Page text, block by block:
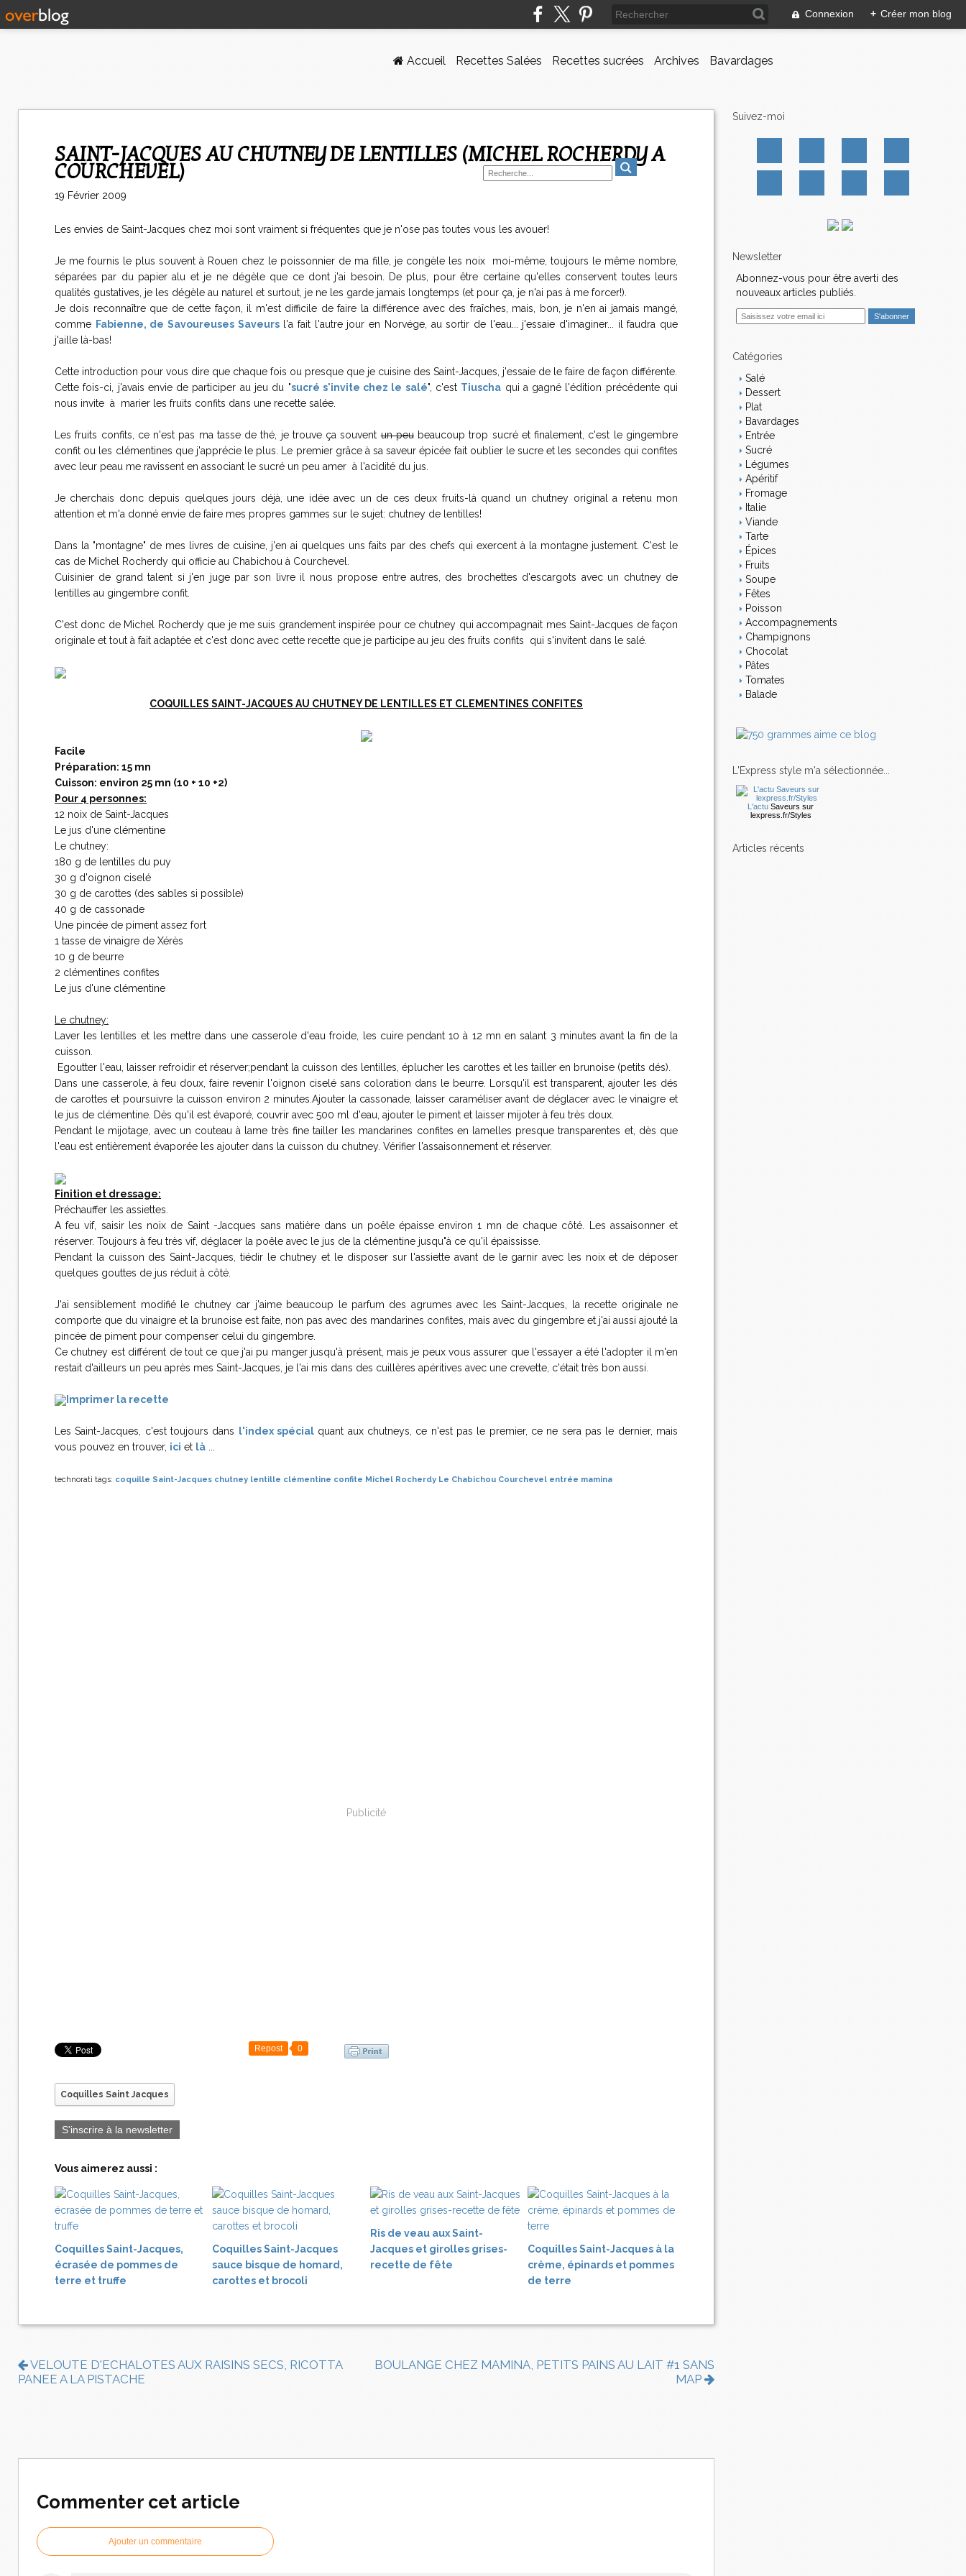
Connexion + Créer mon blog
Accueil Recettes Salées Recettes sucrées Archives Bavardages
SAINT-JACQUES AU CHUTNEY DE LENTILLES (MICHEL ROCHERDY A
COURCHEVEL)
19 Février 2009
Les envies de Saint-Jacques chez moi sont vraiment si fréquentes que je n'ose pas toutes vous les avouer!
Je me fournis le plus souvent à Rouen chez le poissonnier de ma fille, je congèle les noix moi-même, toujours le même nombre,
séparées par du papier alu et je ne dégèle que ce dont j'ai besoin. De plus, pour être certaine qu'elles conservent toutes leurs
qualités gustatives, je les dégèle au naturel et surtout, je ne les garde jamais longtemps (et pour ça, je n'ai pas à me forcer!).
Je dois reconnaître que de cette façon, il m'est difficile de faire la différence avec des fraîches, mais, bon, je n'en ai jamais mangé,
comme Fabienne, de Savoureuses Saveursl'a fait l'autre jour en Norvége, au sortir de l'eau... j'essaie d'imaginer... il faudra que
j'aille là-bas!
Cette introduction pour vous dire que chaque fois ou presque que je cuisine des Saint-Jacques, j'essaie de le faire de façon différente.
Cette fois-ci, j'avais envie de participer au jeu du "sucré s'invite chez le salé", c'est Tiuscha qui a gagné l'édition précédente qui
nous invite à marier les fruits confits dans une recette salée.
Les fruits confits, ce n'est pas ma tasse de thé, je trouve ça souventun peubeaucoup trop sucré et finalement, c'est le gingembre
confit ou les clémentines que j'apprécie le plus. Le premier grâce à sa saveur épicée fait oublier le sucre et les secondes qui confites
avec leur peau me ravissent en associant le sucré un peu amer à l'acidité du jus.
Je cherchais donc depuis quelques jours déjà, une idée avec un de ces deux fruits-là quand un chutney original a retenu mon
attention et m'a donné envie de faire mes propres gammes sur le sujet: chutney de lentilles!
Dans la "montagne" de mes livres de cuisine, j'en ai quelques uns faits par des chefs qui exercent à la montagne justement. C'est le
cas de Michel Rocherdy qui officie au Chabichou à Courchevel.
Cuisinier de grand talent si j'en juge par son livre il nous propose entre autres, des brochettes d'escargots avec un chutney de
lentilles au gingembre confit.
C'est donc de Michel Rocherdy que je me suis grandement inspirée pour ce chutney qui accompagnait mes Saint-Jacques de façon
originale et tout à fait adaptée et c'est donc avec cette recette que je participe au jeu des fruits confits qui s'invitent dans le salé.
COQUILLES SAINT-JACQUES AU CHUTNEY DE LENTILLES ET CLEMENTINES CONFITES
Facile
Préparation: 15 mn
Cuisson: environ 25 mn (10 + 10 +2)
Pour 4 personnes:
12 noix de Saint-Jacques
Le jus d'une clémentine
Le chutney:
180 g de lentilles du puy
30 g d'oignon ciselé
30 g de carottes (des sables si possible)
40 g de cassonade
Une pincée de piment assez fort
1 tasse de vinaigre de Xérès
10 g de beurre
2 clémentines confites
Le jus d'une clémentine
Le chutney:
Laver les lentilles et les mettre dans une casserole d'eau froide, les cuire pendant 10 à 12 mn en salant 3 minutes avant la fin de la
cuisson.
Egoutter l'eau, laisser refroidir et réserver;pendant la cuisson des lentilles, éplucher les carottes et les tailler en brunoise (petits dés).
Dans une casserole, à feu doux, faire revenir l'oignon ciselé sans coloration dans le beurre. Lorsqu'il est transparent, ajouter les dés
de carottes et poursuivre la cuisson environ 2 minutes.Ajouter la cassonade, laisser caraméliser avant de déglacer avec le vinaigre et
le jus de clémentine. Dès qu'il est évaporé, couvrir avec 500 ml d'eau, ajouter le piment et laisser mijoter à feu très doux.
Pendant le mijotage, avec un couteau à lame très fine tailler les mandarines confites en lamelles presque transparentes et, dès que
l'eau est entièrement évaporée les ajouter dans la cuisson du chutney. Vérifier l'assaisonnement et réserver.
Finition et dressage:
Préchauffer les assiettes.
A feu vif, saisir les noix de Saint -Jacques sans matière dans un poêle épaisse environ 1 mn de chaque côté. Les assaisonner et
réserver. Toujours à feu très vif, déglacer la poêle avec le jus de la clémentine jusqu"à ce qu'il épaississe.
Pendant la cuisson des Saint-Jacques, tiédir le chutney et le disposer sur l'assiette avant de le garnir avec les noix et de déposer
quelques gouttes de jus réduit à côté.
J'ai sensiblement modifié le chutney car j'aime beaucoup le parfum des agrumes avec les Saint-Jacques, la recette originale ne
comporte que du vinaigre et la brunoise est faite, non pas avec des mandarines confites, mais avec du gingembre et j'ai aussi ajouté la
pincée de piment pour compenser celui du gingembre.
Ce chutney est différent de tout ce que j'ai pu manger jusqu'à présent, mais je peux vous assurer que l'essayer a été l'adopter il m'en
restait d'ailleurs un peu après mes Saint-Jacques, je l'ai mis dans des cuillères apéritives avec une crevette, c'était très bon aussi.
Imprimer la recette
Les Saint-Jacques, c'est toujours dans l'index spécial quant aux chutneys, ce n'est pas le premier, ce ne sera pas le dernier, mais
vous pouvez en trouver, ici et là
technorati tags: coquille Saint-Jacques chutney lentille clémentine confite Michel Rocherdy Le Chabichou Courchevel entrée mamina
Publicité
Repost 0
Coquilles Saint Jacques
S'inscrire à la newsletter
Vous aimerez aussi :
Coquilles Saint-Jacques,
écrasée de pommes de
terre et truffe
Coquilles Saint-Jacques
sauce bisque de homard,
carottes et brocoli
Ris de veau aux Saint-
Jacques et girolles grises-
recette de fête
Coquilles Saint-Jacques à la
crème, épinards et pommes
de terre
VELOUTE D'ECHALOTES AUX RAISINS SECS, RICOTTA
PANEE A LA PISTACHE
BOULANGE CHEZ MAMINA, PETITS PAINS AU LAIT #1 SANS
MAP
Commenter cet article
Ajouter un commentaire
Suivez-moi
Newsletter
Abonnez-vous pour être averti des
nouveaux articles publiés.
i Catégories
Salé
Dessert
Plat
Bavardages
Entrée
Sucré
Légumes
Apéritif
Fromage
Italie
Viande
Tarte
Épices
Fruits
Soupe
Fêtes
Poisson
Accompagnements
Champignons
Chocolat
Pâtes
Tomates
Balade
L'Express style m'a sélectionnée...
L'actu Saveurs sur
lexpress.fr/Styles
articles récents